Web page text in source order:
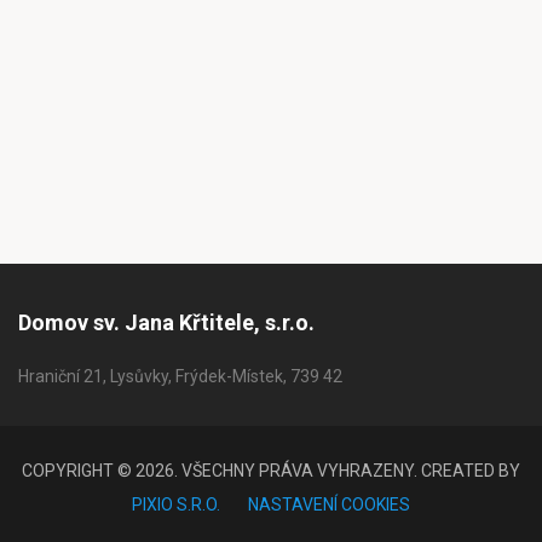
Domov sv. Jana Křtitele, s.r.o.
Hraniční 21, Lysůvky, Frýdek-Místek, 739 42
COPYRIGHT © 2026. VŠECHNY PRÁVA VYHRAZENY. CREATED BY
PIXIO S.R.O.
NASTAVENÍ COOKIES